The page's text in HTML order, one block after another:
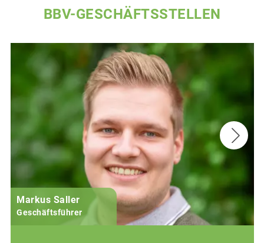
BBV-GESCHÄFTSSTELLEN
Markus Saller
Geschäftsführer